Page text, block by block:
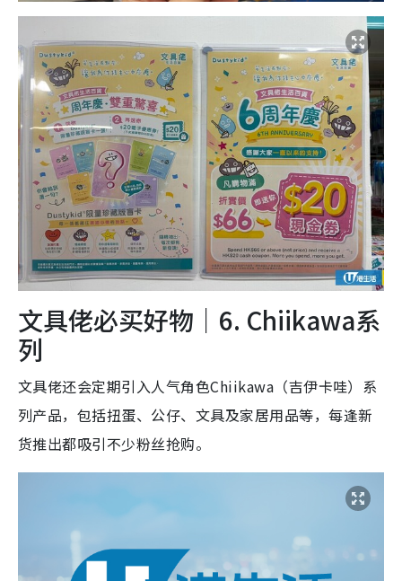
文具佬必买好物｜6. Chiikawa系
列
文具佬还会定期引入人气角色Chiikawa（吉伊卡哇）系
列产品，包括扭蛋、公仔、文具及家居用品等，每逢新
货推出都吸引不少粉丝抢购。